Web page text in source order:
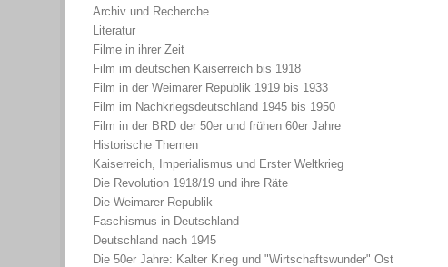
Archiv und Recherche
Literatur
Filme in ihrer Zeit
Film im deutschen Kaiserreich bis 1918
Film in der Weimarer Republik 1919 bis 1933
Film im Nachkriegsdeutschland 1945 bis 1950
Film in der BRD der 50er und frühen 60er Jahre
Historische Themen
Kaiserreich, Imperialismus und Erster Weltkrieg
Die Revolution 1918/19 und ihre Räte
Die Weimarer Republik
Faschismus in Deutschland
Deutschland nach 1945
Die 50er Jahre: Kalter Krieg und "Wirtschaftswunder" Ost